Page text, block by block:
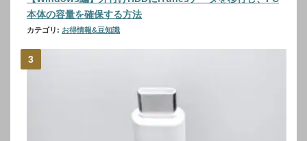
本体の容量を確保する方法
カテゴリ: お得情報&豆知識